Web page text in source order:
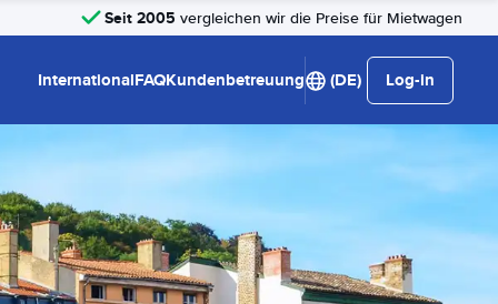
Seit 2005 vergleichen wir die Preise für Mietwagen
InternationalFAQKundenbetreuung (DE) Log-in